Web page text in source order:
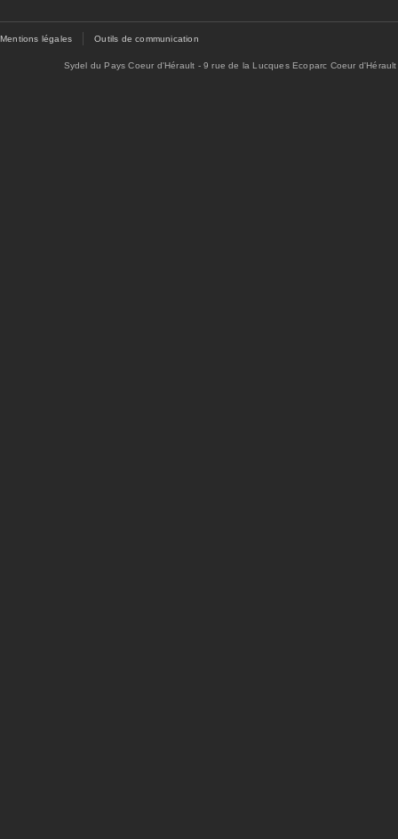
Mentions légales Outils de communication
Sydel du Pays Coeur d'Hérault - 9 rue de la Lucques Ecoparc Coeur